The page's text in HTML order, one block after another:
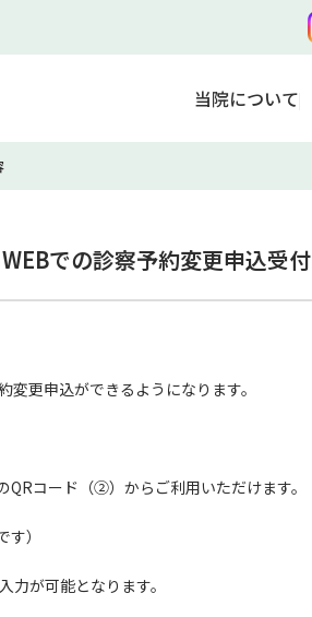
当院について
での診察予約変更申込受付
更申込ができるようになります。
コード（②）からご利用いただけます。
す）
が可能となります。